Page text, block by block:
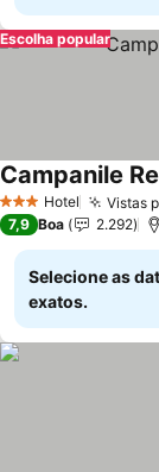
Escolha popular
3 EstrelasHotel Vistas
Campanile
7,9 Boa 2.292
Selecione as
exatos.